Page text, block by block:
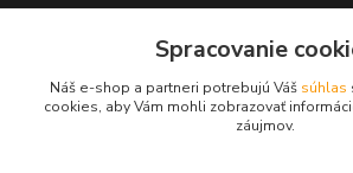
+421 903 626 885
info@karavanshopliptov.sk
Spracovanie
Náš e-shop a partneri potrebujú Váš súhlas
cookies, aby Vám mohli zobrazovať
záujmov.